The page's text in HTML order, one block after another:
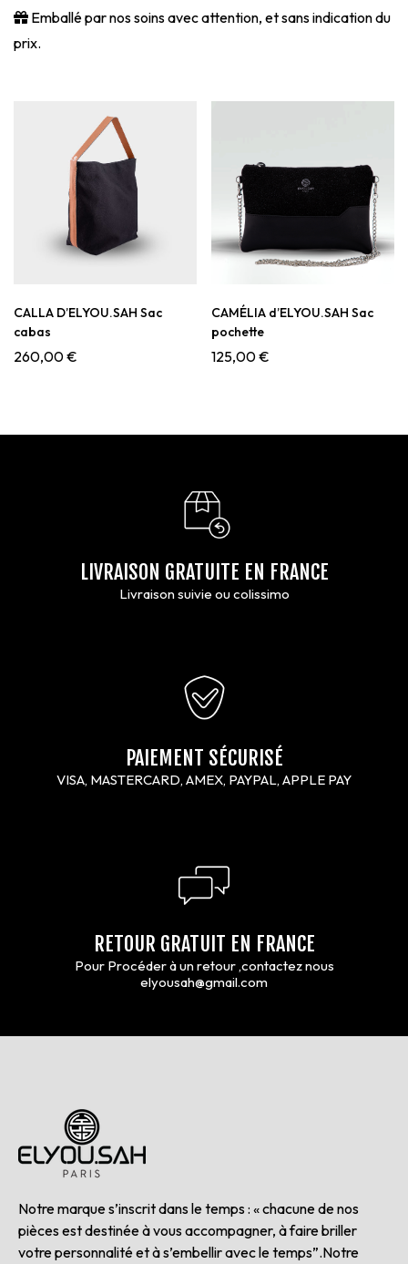
Emballé par nos soins avec attention, et sans indication du
prix.
CALLA D’ELYOU.SAH Sac
cabas
260,00€
CAMÉLIA d’ELYOU.SAH Sac
pochette
125,00€
LIVRAISON GRATUITE EN FRANCE
Livraison suivie ou colissimo
PAIEMENT SÉCURISÉ
VISA, MASTERCARD, AMEX, PAYPAL, APPLE PAY
RETOUR GRATUIT EN FRANCE
Pour Procéder à un retour ,contactez nous
elyousah@gmail.com
Notre marque s’inscrit dans le temps : « chacune de nos
pièces est destinée à vous accompagner, à faire briller
votre personnalité et à s’embellir avec le temps”.Notre